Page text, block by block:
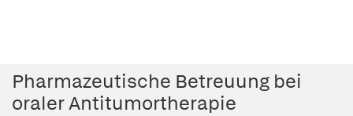
Pharmazeutische Betreuung bei
oraler Antitumortherapie